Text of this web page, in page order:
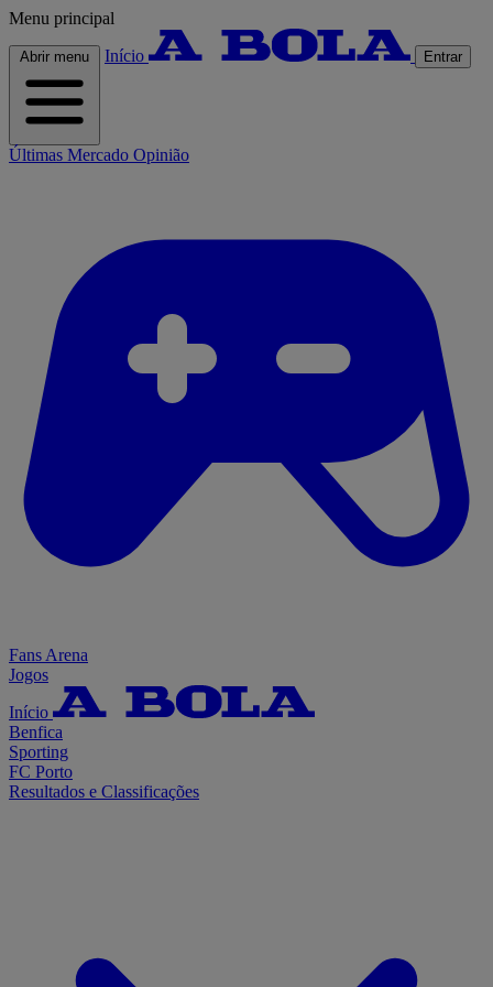
Menu principal
Abrir menu Início Entrar
Últimas Mercado Opinião
Fans Arena
Jogos
Início
Benfica
Sporting
FC Porto
Resultados e Classificações